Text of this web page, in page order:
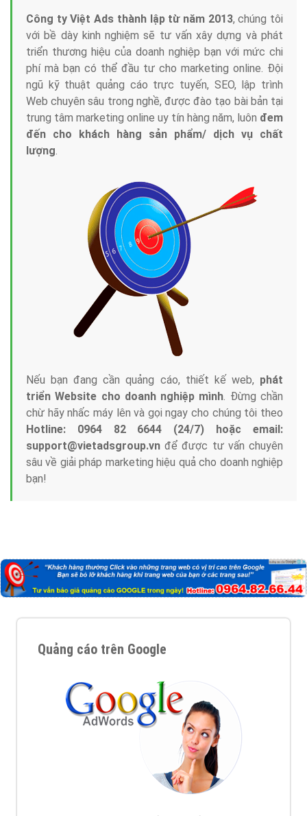
Công ty Việt Ads thành lập từ năm 2013, chúng tôi
với bề dày kinh nghiệm sẽ tư vấn xây dựng và phát
triển thương hiệu của doanh nghiệp bạn với mức chi
phí mà bạn có thể đầu tư cho marketing online. Đội
ngũ kỹ thuật quảng cáo trực tuyến, SEO, lập trình
Web chuyên sâu trong nghề, được đào tạo bài bản tại
trung tâm marketing online uy tín hàng năm, luôn đem
đến cho khách hàng sản phẩm/ dịch vụ chất
lượng.
Nếu bạn đang cần quảng cáo, thiết kế web, phát
triển Website cho doanh nghiệp mình. Đừng chần
chừ hãy nhấc máy lên và gọi ngay cho chúng tôi theo
Hotline: 0964 82 6644 (24/7) hoặc email:
support@vietadsgroup.vn để được tư vấn chuyên
sâu về giải pháp marketing hiệu quả cho doanh nghiệp
bạn!
Quảng cáo trên Google